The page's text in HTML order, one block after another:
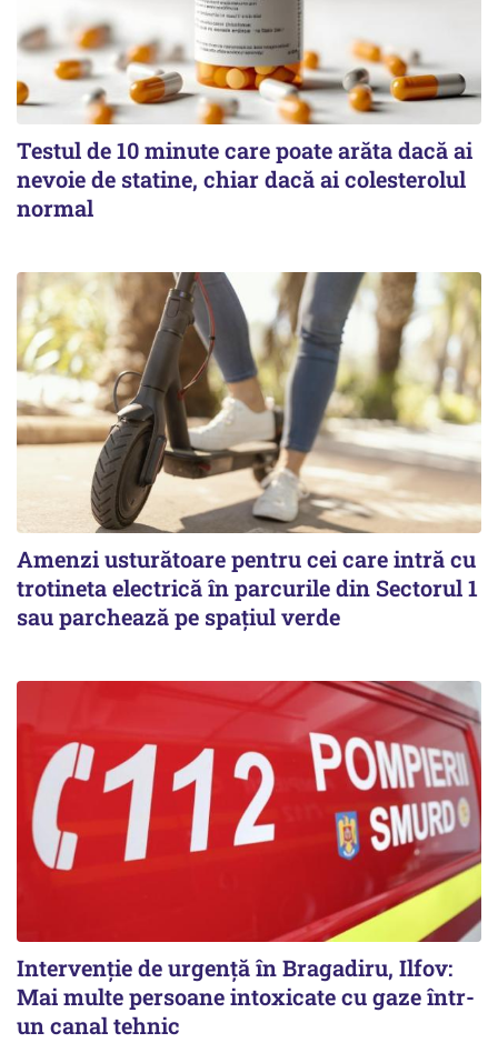
Testul de 10 minute care poate arăta dacă ai
nevoie de statine, chiar dacă ai colesterolul
normal
Amenzi usturătoare pentru cei care intră cu
trotineta electrică în parcurile din Sectorul 1
sau parchează pe spațiul verde
Intervenție de urgență în Bragadiru, Ilfov:
Mai multe persoane intoxicate cu gaze într-
un canal tehnic